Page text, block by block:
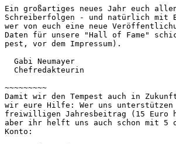
Ein großartiges neues Jahr euch
Schreiberfolgen - und natürlich mit
wer von euch eine neue
Daten für unsere "Hall of Fame"
pest, vor dem Impressum).
  Gabi Neumayer
  Chefredakteurin
~~~~~~~~~
Damit wir den Tempest auch in
wir eure Hilfe: Wer uns
freiwilligen Jahresbeitrag (15 Euro
aber ihr helft uns auch schon mit 5
Konto: